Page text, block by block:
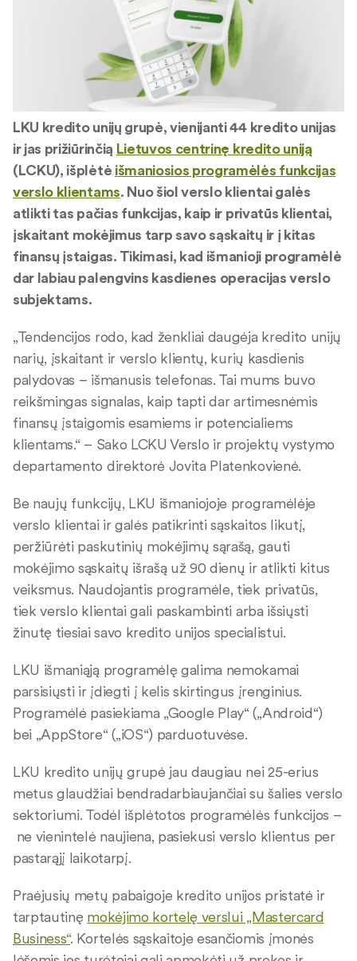
LKU kredito unijų grupė, vienijanti 44 kredito unijas
ir jas prižiūrinčią Lietuvos centrinę kredito uniją
(LCKU), išplėtė išmaniosios programėlės funkcijas
verslo klientams. Nuo šiol verslo klientai galės
atlikti tas pačias funkcijas, kaip ir privatūs klientai,
įskaitant mokėjimus tarp savo sąskaitų ir į kitas
finansų įstaigas. Tikimasi, kad išmanioji programėlė
dar labiau palengvins kasdienes operacijas verslo
subjektams.
„Tendencijos rodo, kad ženkliai daugėja kredito unijų
narių, įskaitant ir verslo klientų, kurių kasdienis
palydovas – išmanusis telefonas. Tai mums buvo
reikšmingas signalas, kaip tapti dar artimesnėmis
finansų įstaigomis esamiems ir potencialiems
klientams.“ – Sako LCKU Verslo ir projektų vystymo
departamento direktorė Jovita Platenkovienė.
Be naujų funkcijų, LKU išmaniojoje programėlėje
verslo klientai ir galės patikrinti sąskaitos likutį,
peržiūrėti paskutinių mokėjimų sąrašą, gauti
mokėjimo sąskaitų išrašą už 90 dienų ir atlikti kitus
veiksmus. Naudojantis programėle, tiek privatūs,
tiek verslo klientai gali paskambinti arba išsiųsti
žinutę tiesiai savo kredito unijos specialistui.
LKU išmaniąją programėlę galima nemokamai
parsisiųsti ir įdiegti į kelis skirtingus įrenginius.
Programėlė pasiekiama „Google Play“ („Android“)
bei „AppStore“ („iOS“) parduotuvėse.
LKU kredito unijų grupė jau daugiau nei 25-erius
metus glaudžiai bendradarbiaujančiai su šalies verslo
sektoriumi. Todėl išplėtotos programėlės funkcijos –
ne vienintelė naujiena, pasiekusi verslo klientus per
pastarąjį laikotarpį.
Praėjusių metų pabaigoje kredito unijos pristatė ir
tarptautinę mokėjimo kortelę verslui „Mastercard
Business“. Kortelės sąskaitoje esančiomis įmonės